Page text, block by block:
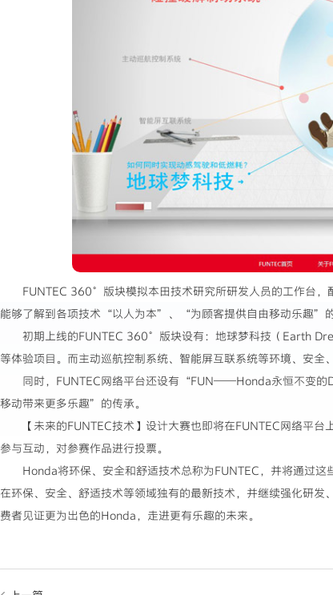
FUNTEC 360°版块模拟本田技术研究所研发人员的工作台
能够了解到各项技术“以人为本”、“为顾客提供自由移动乐趣”的
初期上线的FUNTEC 360°版块设有：地球梦科技（Earth
等体验项目。而主动巡航控制系统、智能屏互联系统等环境、安全
同时，FUNTEC网络平台还设有“FUN——Honda永恒不变
移动带来更多乐趣”的传承。
【未来的FUNTEC技术】设计大赛也即将在FUNTEC网络平
参与互动，对参赛作品进行投票。
Honda将环保、安全和舒适技术总称为FUNTEC，并将通过
在环保、安全、舒适技术等领域独有的最新技术，并继续强化研
费者见证更为出色的Honda，走进更有乐趣的未来。